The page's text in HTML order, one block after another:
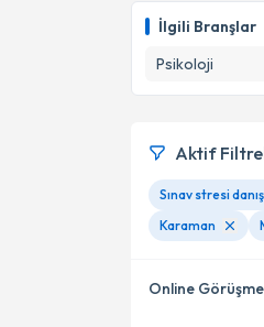
İlgili Branşlar
Psikoloji
Aktif
Sınav stresi
Karaman
Online Görüşme